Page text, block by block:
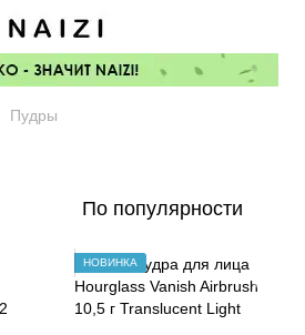
Пудры
По популярности
НОВИНКА